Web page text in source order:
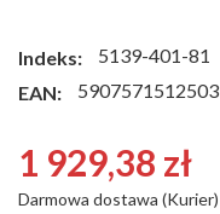
Indeks:
5139-401-81
EAN:
5907571512503
1 929,38 zł
Darmowa dostawa (Kurier)